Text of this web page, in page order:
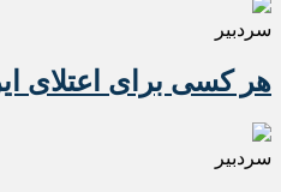
سردبیر
هر کسی برای اعتلای
سردبیر